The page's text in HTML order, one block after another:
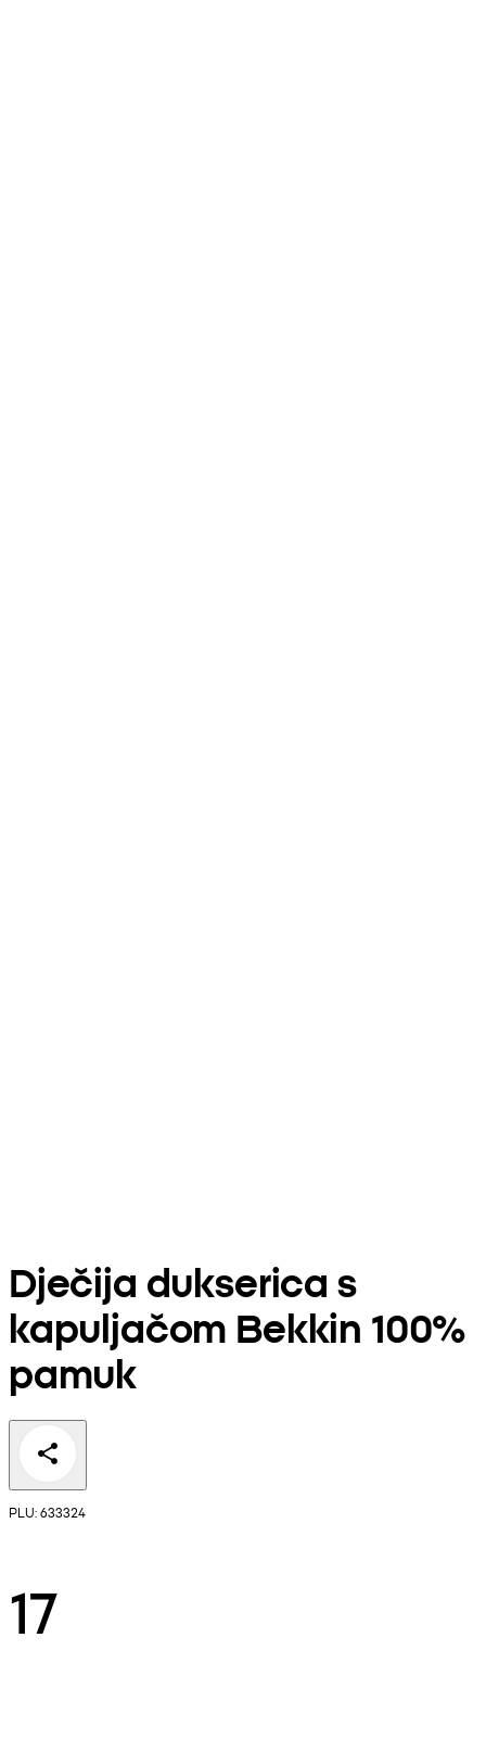
Dječija dukserica s
kapuljačom Bekkin 100%
pamuk
PLU: 633324
17